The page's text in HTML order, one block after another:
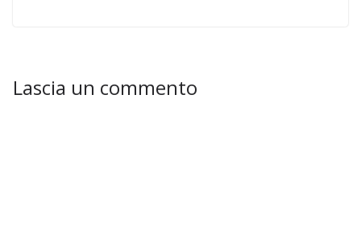
Lascia un commento